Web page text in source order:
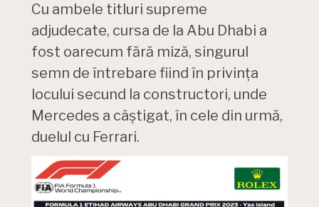
Cu ambele titluri supreme
adjudecate, cursa de la Abu Dhabi a
fost oarecum fără miză, singurul
semn de întrebare fiind în privința
locului secund la constructori, unde
Mercedes a câștigat, în cele din urmă,
duelul cu Ferrari.